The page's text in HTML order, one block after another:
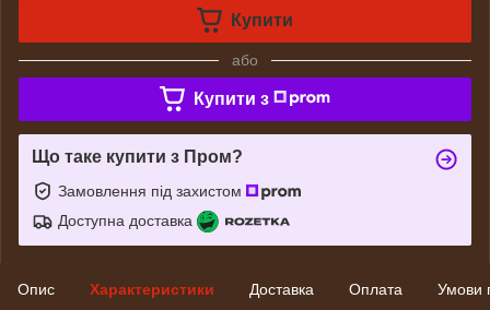
Купити
або
Купити з
Що таке купити з Пром?
Замовлення під захистом
Доступна доставка
Опис Характеристики Доставка Оплата Умови